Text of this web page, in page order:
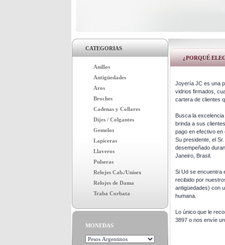
CATEGORIAS
Anillos
Antigüedades
Aros
Broches
Cadenas y Collares
Dijes / Colgantes
Gemelos
Lapiceras
Llaveros
Pulseras
Relojes Cab./Unisex
Relojes de Dama
Traba Corbata
MONEDAS
¿PORQUÉ
Joyería JC es una
vidrios firmados,
cartera de clientes
Busca la
brinda a sus
pago en efectivo en
Su presidente, el
desempeñado
Janeiro, Brasil.
Si Ud se encuentra
recibido por
antigüedades) con
humana.
Lo único que le
3897 o nos envíe